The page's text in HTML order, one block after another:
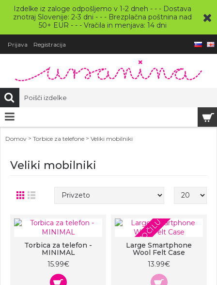
Izdelke iz zaloge odpošljemo v 1-2 dneh - - - Dostava
znotraj Slovenije: 2-3 dni - - - Brezplačna poštnina nad
50+ EUR - - - Vračila in menjava: 14 dni
Prijava Registracija
Domov > Torbice za telefone > Veliki mobilniki
Veliki mobilniki
Torbica za telefon -
MINIMAL
15.99€
PO NAROČILU
Large Smartphone
Wool Felt Case
13.99€